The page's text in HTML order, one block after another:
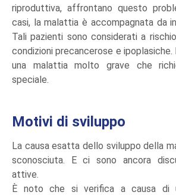
riproduttiva, affrontano questo
casi, la malattia è accompagnata da
Tali pazienti sono considerati a
condizioni precancerose e
una malattia molto grave che
speciale.
Motivi di sviluppo
La causa esatta dello sviluppo della
sconosciuta. E ci sono ancora
attive.
È noto che si verifica a causa di